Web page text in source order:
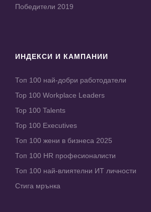
Победители 2019
ИНДЕКСИ И КАМПАНИИ
Топ 100 най-добри работодатели
Top 100 Workplace Leaders
Top 100 Talents
Top 100 Executives
Топ 100 жени в бизнеса 2025
Топ 100 HR професионалисти
Топ 100 най-влиятелни ИТ личности
Стига мрънка